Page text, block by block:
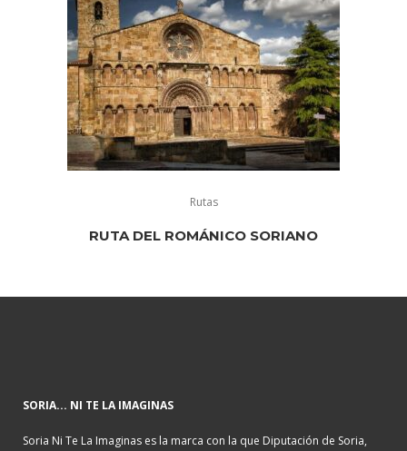
Rutas
RUTA DEL ROMÁNICO SORIANO
SORIA... NI TE LA IMAGINAS
Soria Ni Te La Imaginas es la marca con la que Diputación de Soria,